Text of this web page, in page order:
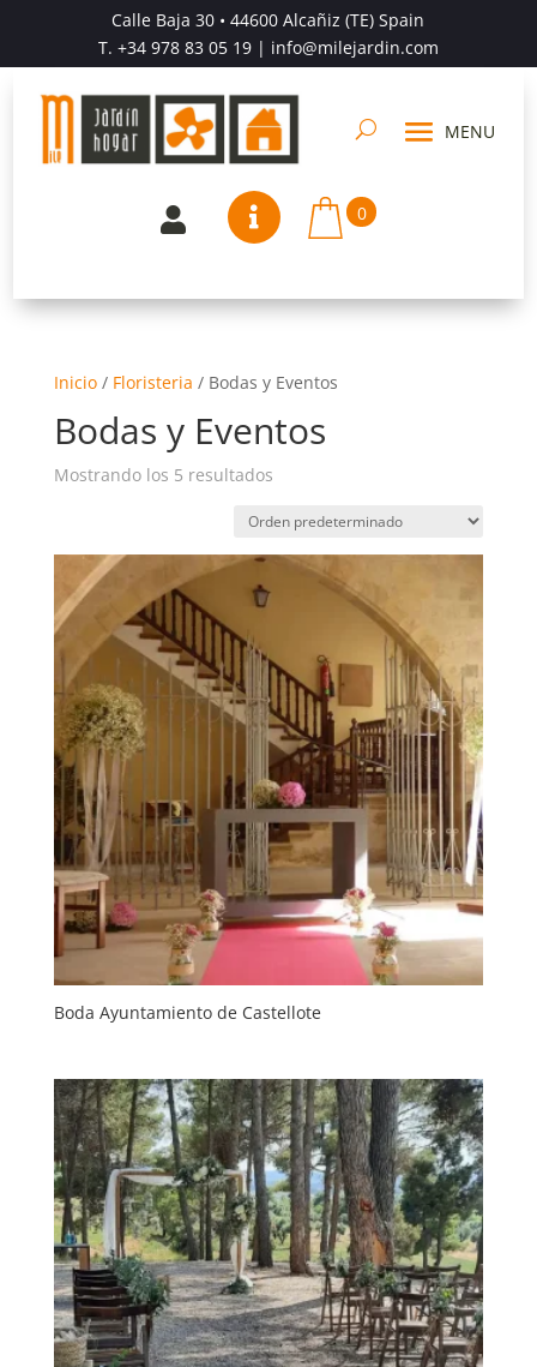
Calle Baja 30 • 44600 Alcañiz (TE) Spain
T. +34 978 83 05 19| info@milejardin.com
  0
Inicio/ Floristeria / Bodas y Eventos
Bodas y Eventos
Mostrando los 5 resultados
Boda Ayuntamiento de Castellote